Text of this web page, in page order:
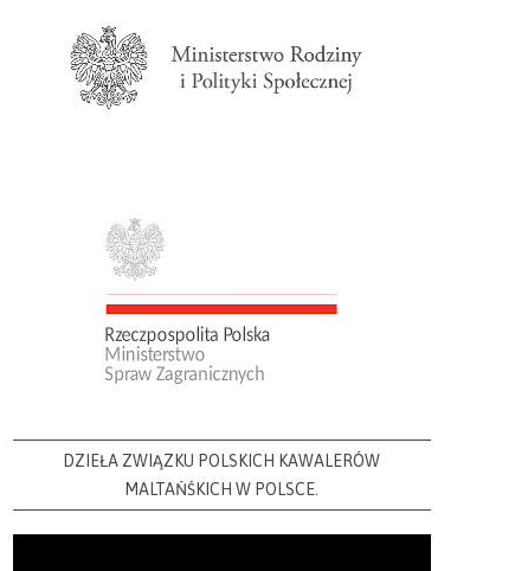
DZIEŁA ZWIĄZKU POLSKICH KAWALERÓW
MALTAŃŚKICH W POLSCE.